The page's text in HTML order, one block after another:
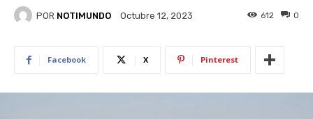
POR NOTIMUNDO Octubre 12, 2023 0
612
Facebook X Pinterest